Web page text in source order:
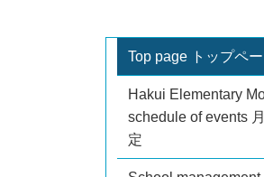
Top page トップペ
Hakui Elementary
schedule of events
定